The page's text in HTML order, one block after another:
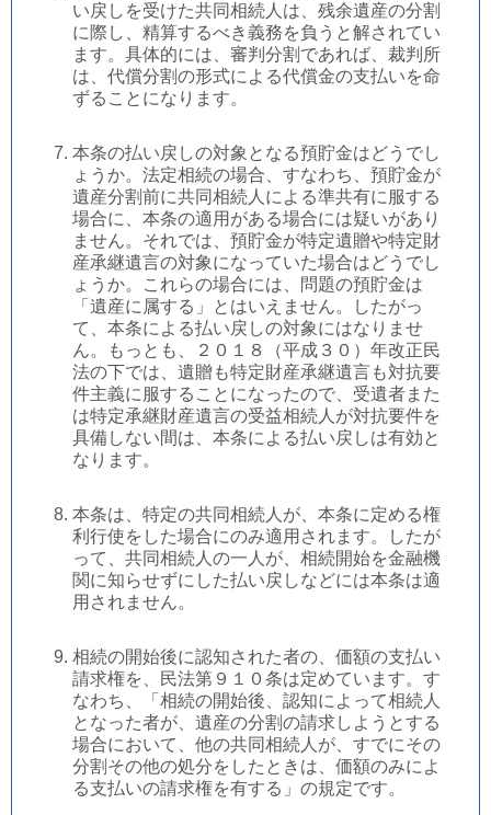
い戻しを受けた共同相続人は、残余遺産の分割
に際し、精算するべき義務を負うと解されてい
ます。具体的には、審判分割であれば、裁判所
は、代償分割の形式による代償金の支払いを命
ずることになります。
本条の払い戻しの対象となる預貯金はどうでし
ょうか。法定相続の場合、すなわち、預貯金が
遺産分割前に共同相続人による準共有に服する
場合に、本条の適用がある場合には疑いがあり
ません。それでは、預貯金が特定遺贈や特定財
産承継遺言の対象になっていた場合はどうでし
ょうか。これらの場合には、問題の預貯金は
「遺産に属する」とはいえません。したがっ
て、本条による払い戻しの対象にはなりませ
ん。もっとも、２０１８（平成３０）年改正民
法の下では、遺贈も特定財産承継遺言も対抗要
件主義に服することになったので、受遺者また
は特定承継財産遺言の受益相続人が対抗要件を
具備しない間は、本条による払い戻しは有効と
なります。
本条は、特定の共同相続人が、本条に定める権
利行使をした場合にのみ適用されます。したが
って、共同相続人の一人が、相続開始を金融機
関に知らせずにした払い戻しなどには本条は適
用されません。
相続の開始後に認知された者の、価額の支払い
請求権を、民法第９１０条は定めています。す
なわち、「相続の開始後、認知によって相続人
となった者が、遺産の分割の請求しようとする
場合において、他の共同相続人が、すでにその
分割その他の処分をしたときは、価額のみによ
る支払いの請求権を有する」の規定です。